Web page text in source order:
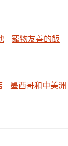
寵物友善的飯
墨西哥和中美洲